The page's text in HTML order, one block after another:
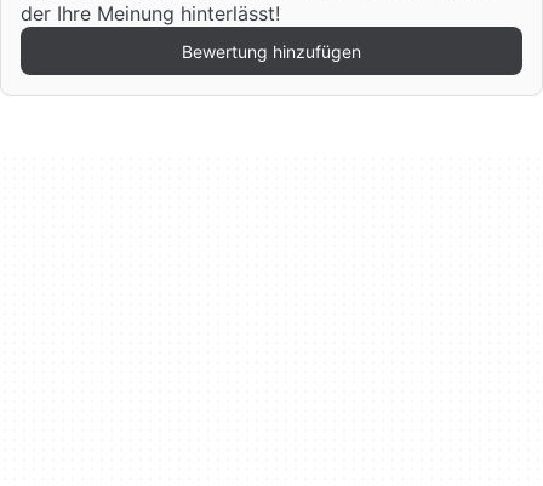
der Ihre Meinung hinterlässt!
Bewertung hinzufügen